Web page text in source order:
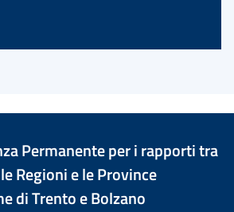
Permanente per i rapporti tra
Regioni e le Province
di Trento e Bolzano